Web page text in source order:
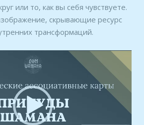
или то, как вы себя чувствуете.
скрывающие ресурс
трансформаций.